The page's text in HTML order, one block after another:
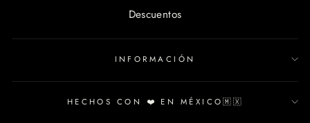
Descuentos
INFORMACIÓN
HECHOS CON ❤️ EN MÉXICO🇲🇽